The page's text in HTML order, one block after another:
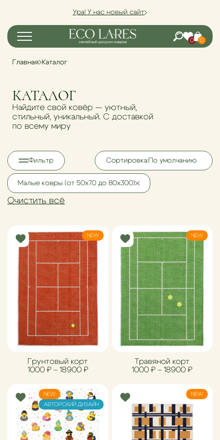
Ура! У нас новый сайт
0 0
Главная Каталог
КАТАЛОГ
Найдите свой ковёр — уютный,
стильный, уникальный. С доставкой
по всему миру
Фильтр Сортировка:По умолчанию
Малые ковры (от 50х70 до 80х300)
Очистить всё
Грунтовый корт
1000 ₽ – 18900 ₽Диапазон цен: 1000 ₽ – 18900 ₽
NEW
Травяной корт
1000₽ – 18900₽
NEW
NEW
АВТОРСКИЙ ДИЗАЙН
NEW